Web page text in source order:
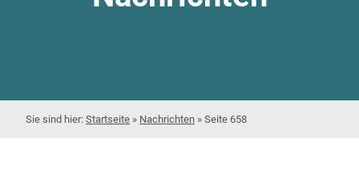
Startseite » Nachrichten » Seite 658